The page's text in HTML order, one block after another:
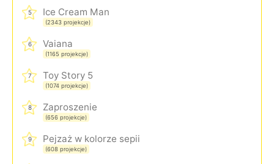
5 Ice Cream Man
(2343 projekcje)
6 Vaiana
(1165 projekcje)
7 Toy Story 5
(1074 projekcje)
8 Zaproszenie
(656 projekcje)
9 Pejzaż w kolorze sepii
(608 projekcje)